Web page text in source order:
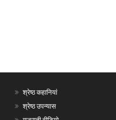
श्रेष्ठ कहानियां
श्रेष्ठ उपन्यास